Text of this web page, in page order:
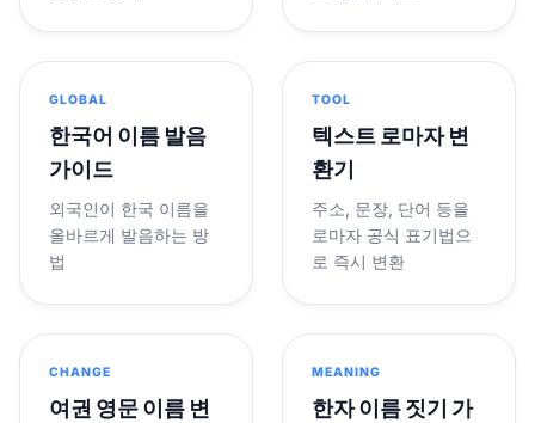
GLOBAL
한국어 이름 발음
가이드
외국인이 한국 이름을
올바르게 발음하는 방
법
TOOL
텍스트 로마자 변
환기
주소, 문장, 단어 등을
로마자 공식 표기법으
로 즉시 변환
CHANGE
여권 영문 이름 변
MEANING
한자 이름 짓기 가